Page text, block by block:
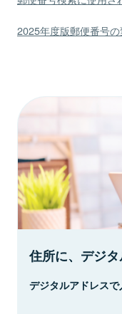
2025年度版郵便番号
住所に、デジタ
デジタルアドレスで